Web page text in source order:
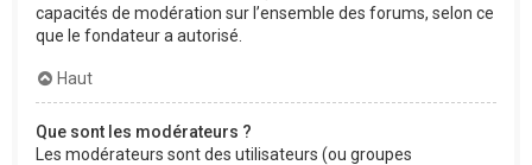
capacités de modération sur l’ensemble des forums, selon ce
que le fondateur a autorisé.
Haut
Que sont les modérateurs ?
Les modérateurs sont des utilisateurs (ou groupes